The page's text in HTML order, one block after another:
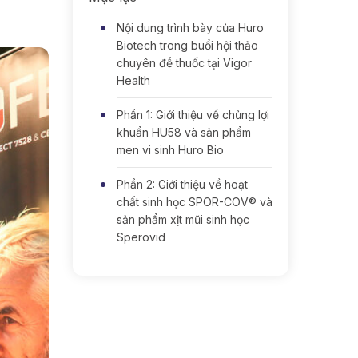
Nội dung trình bày của Huro
Biotech trong buổi hội thảo
chuyên đề thuốc tại Vigor
Health
Phần 1: Giới thiệu về chủng lợi
khuẩn HU58 và sản phẩm
men vi sinh Huro Bio
Phần 2: Giới thiệu về hoạt
chất sinh học SPOR-COV® và
sản phẩm xịt mũi sinh học
Sperovid